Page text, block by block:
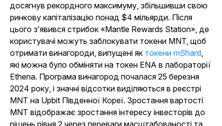
досягнув рекордного максимуму, збільшивши свою
ринкову капіталізацію понад $4 мільярди. Після
цього з’явився стрибок «Mantle Rewards Station», де
користувачі можуть заблокувати токени MNT, щоб
отримати винагороди, випущені як токени mShard,
які можна було обміняти на токен ENA в лабораторії
Ethena. Програма винагород почалася 25 березня
2024 року, і значні відсотки виділяються в реєстрі
MNT на Upbit Південної Кореї. Зростання вартості
MNT відображає зростання інтересу інвесторів до
рішень рівня 2 через переваги масштабованості та